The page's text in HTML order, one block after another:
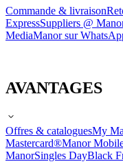
Commande & livraison
ExpressSuppliers @
MediaManor sur
AVANTAGES
Offres & cataloguesMy
Mastercard®Manor
ManorSingles DayBlack